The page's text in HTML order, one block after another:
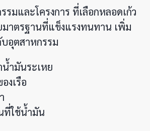
รมและโครงการ ที่เลือกหลอดเก้ว
าตรฐานที่แข็งแรงทนทาน เพิ่ม
อุตสาหกรรม
ำมันระเหย
งเรือ
ที่ใช้น้ำมัน